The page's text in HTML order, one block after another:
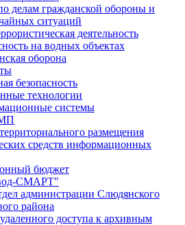
делам гражданской обороны и
ситуаций
деятельность
на водных объектах
оборона
безопасность
технологии
системы
размещения
средств информационных
бюджет
СМАРТ"
администрации Слюдянского
района
доступа к архивным